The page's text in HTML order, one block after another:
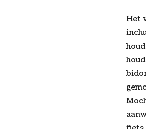
Het